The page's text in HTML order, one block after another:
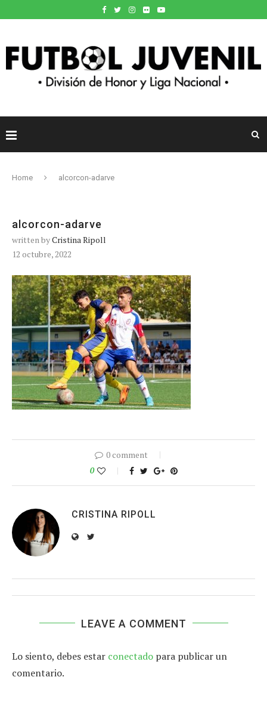
Home alcorcon-adarve
alcorcon-adarve
written byCristina Ripoll
12 octubre, 2022
0 comment
0
CRISTINA RIPOLL
LEAVE A COMMENT
Lo siento, debes estar conectado para publicar un
comentario.